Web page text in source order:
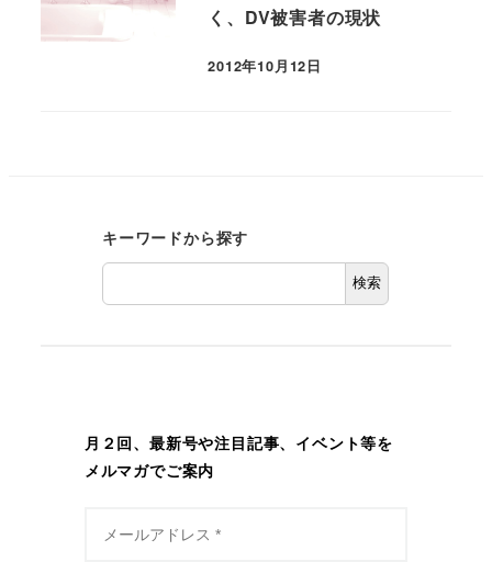
く、DV被害者の現状
2012年10月12日
キーワードから探す
検索
月２回、最新号や注目記事、イベント等を
メルマガでご案内